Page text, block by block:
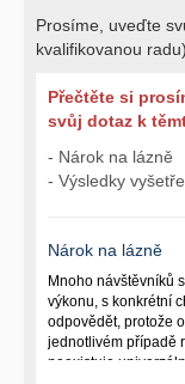
Prosíme, uveďte
kvalifikovanou radu).
Přečtěte si
svůj dotaz k
- Nárok na lázně
- Výsledky
Nárok na lázně
Mnoho návštěvníků
výkonu, s konkrétní
odpovědět, protože
jednotlivém případě
neexistuje